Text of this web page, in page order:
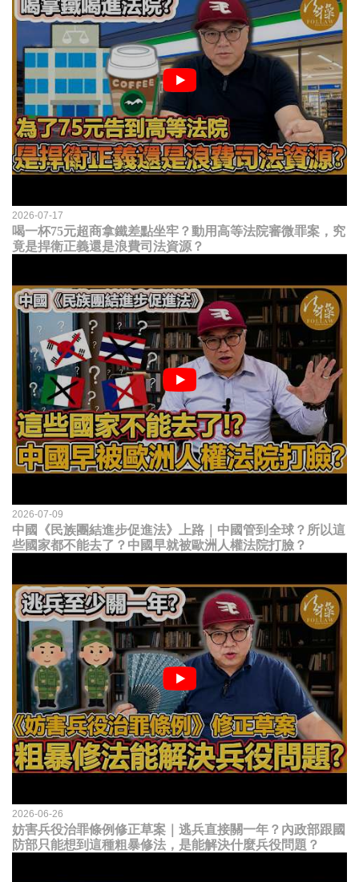
2026-07-17
喝一杯75元超商拿鐵差點坐牢？動用高等法院審微罪案，究
竟是捍衛正義還是浪費司法資源？
2026-07-09
中國《民族團結進步促進法》上路｜中國管到全球？所以這
些國家都不能去了？中國早就被歐洲人權法院打臉？
2026-06-26
妨害兵役治罪條例修正草案｜逃兵直接關一年？內政部跟國
防部只能想到這種粗暴修法，是能解決什麼兵役問題？